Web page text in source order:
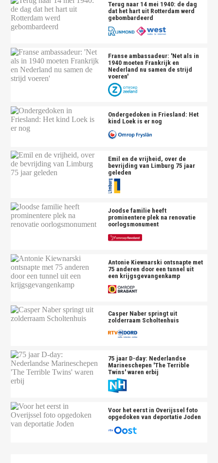
Terug naar 14 mei 1940: de dag
dat het hart uit Rotterdam werd
gebombardeerd
Franse ambassadeur: 'Net als in
1940 moeten Frankrijk en
Nederland nu samen de strijd
voeren'
Ondergedoken in Friesland: Het
kind Loek is er nog
Emil en de vrijheid, over de
bevrijding van Limburg 75 jaar
geleden
Joodse familie heeft
prominentere plek na renovatie
oorlogsmonument
Antonie Kiewnarski ontsnapte met
75 anderen door een tunnel uit
een krijgsgevangenkamp
Casper Naber springt uit
zolderraam Scholtenhuis
75 jaar D-day: Nederlandse
Marineschepen 'The Terrible
Twins' waren erbij
Voor het eerst in Overijssel foto
opgedoken van deportatie Joden